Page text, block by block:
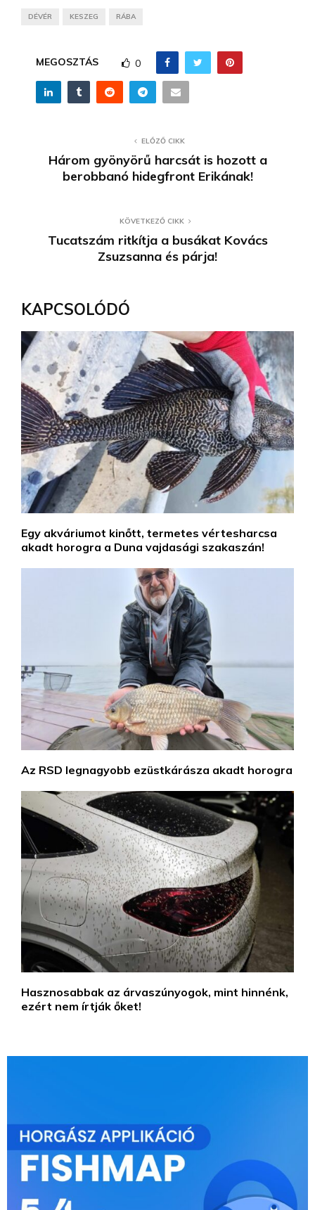
DÉVÉR KESZEG RÁBA
MEGOSZTÁS 0
ELŐZŐ CIKK
Három gyönyörű harcsát is hozott a
berobbanó hidegfront Erikának!
KÖVETKEZŐ CIKK
Tucatszám ritkítja a busákat Kovács
Zsuzsanna és párja!
KAPCSOLÓDÓ
Egy akváriumot kinőtt, termetes vértesharcsa
akadt horogra a Duna vajdasági szakaszán!
Az RSD legnagyobb ezüstkárásza akadt horogra
Hasznosabbak az árvaszúnyogok, mint hinnénk,
ezért nem írtják őket!